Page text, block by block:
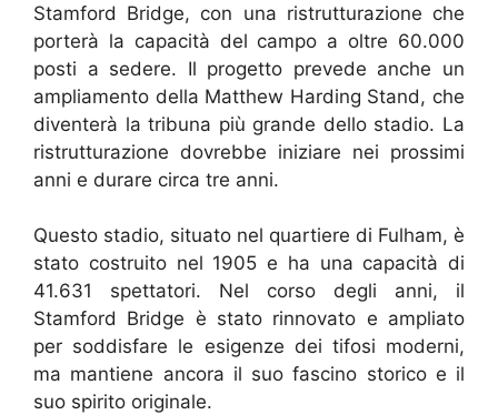
Stamford Bridge, con una ristrutturazione che
porterà la capacità del campo a oltre 60.000
posti a sedere. Il progetto prevede anche un
ampliamento della Matthew Harding Stand, che
diventerà la tribuna più grande dello stadio. La
ristrutturazione dovrebbe iniziare nei prossimi
anni e durare circa tre anni.
Questo stadio, situato nel quartiere di Fulham, è
stato costruito nel 1905 e ha una capacità di
41.631 spettatori. Nel corso degli anni, il
Stamford Bridge è stato rinnovato e ampliato
per soddisfare le esigenze dei tifosi moderni,
ma mantiene ancora il suo fascino storico e il
suo spirito originale.